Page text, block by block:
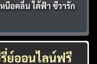
หนือคลื่น ใต้ฟ้า ชีวารัก
ย์ออนไลน์ฟรี